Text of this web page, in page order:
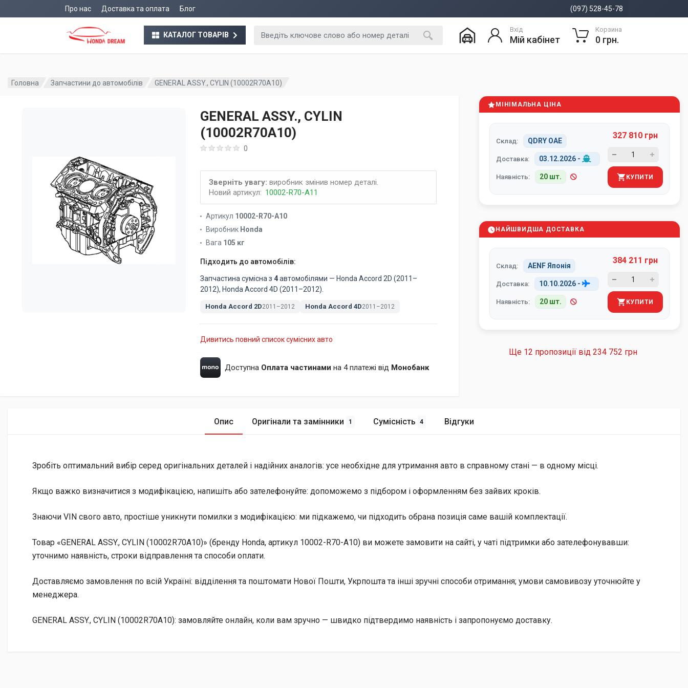
Про нас Доставка та оплата Блог (097) 528-45-78
КАТАЛОГ ТОВАРІВ
Вхід
Мій кабінет
Корзина
0 грн.
Головна Запчастини до автомобілів GENERAL ASSY., CYLIN (10002R70A10)
GENERAL ASSY., CYLIN
(10002R70A10)
0
Зверніть увагу: виробник змінив номер деталі.
Новий артикул: 10002-R70-A11
Артикул 10002-R70-A10
Виробник Honda
Вага 105 кг
Підходить до автомобілів:
Запчастина сумісна з 4автомобілями — Honda Accord 2D (2011–
2012), Honda Accord 4D (2011–2012).
Honda Accord 2D2011–2012 Honda Accord 4D2011–2012
Дивитись повний список сумісних авто
Доступна Оплата частинами на 4 платежі від Монобанк
МІНІМАЛЬНА ЦІНА
Склад: QDRY ОАЕ
Доставка: 03.12.2026 -
Наявність: 20 шт.
327 810 грн
КУПИТИ
НАЙШВИДША ДОСТАВКА
Склад: AENF Японія
Доставка: 10.10.2026 -
Наявність: 20 шт.
384 211 грн
КУПИТИ
Ще 12 пропозиції від234 752 грн
Опис Оригінали та замінники 1 Сумісність 4 Відгуки
Зробіть оптимальний вибір серед оригінальних деталей і надійних аналогів: усе необхідне для утримання авто в справному стані — в одному місці.
Якщо важко визначитися з модифікацією, напишіть або зателефонуйте: допоможемо з підбором і оформленням без зайвих кроків.
Знаючи VIN свого авто, простіше уникнути помилки з модифікацією: ми підкажемо, чи підходить обрана позиція саме вашій комплектації.
Товар «GENERAL ASSY., CYLIN (10002R70A10)» (бренду Honda, артикул 10002-R70-A10) ви можете замовити на сайті, у чаті підтримки або зателефонувавши:
уточнимо наявність, строки відправлення та способи оплати.
Доставляємо замовлення по всій Україні: відділення та поштомати Нової Пошти, Укрпошта та інші зручні способи отримання; умови самовивозу уточнюйте у
менеджера.
GENERAL ASSY., CYLIN (10002R70A10): замовляйте онлайн, коли вам зручно — швидко підтвердимо наявність і запропонуємо доставку.